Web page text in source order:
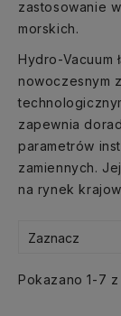
zastosowanie
morskich.
Hydro-Vacuum
nowoczesnym
zapewnia
parametrów
zamiennych.
na rynek
Zaznacz
Pokazano 1-7